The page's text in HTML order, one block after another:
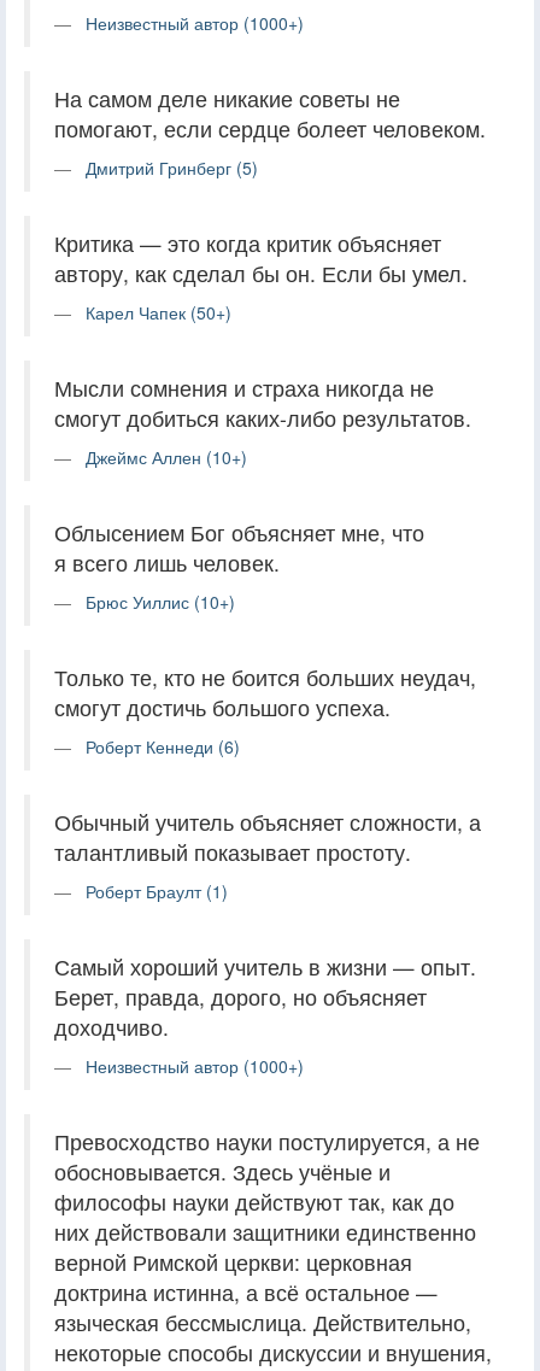
Неизвестный автор (1000+)
На самом деле никакие советы не
помогают, если сердце болеет человеком.
Дмитрий Гринберг (5)
Критика — это когда критик объясняет
автору, как сделал бы он. Если бы умел.
Карел Чапек (50+)
Мысли сомнения и страха никогда не
смогут добиться каких-либо результатов.
Джеймс Аллен (10+)
Облысением Бог объясняет мне, что
я всего лишь человек.
Брюс Уиллис (10+)
Только те, кто не боится больших неудач,
смогут достичь большого успеха.
Роберт Кеннеди (6)
Обычный учитель объясняет сложности, а
талантливый показывает простоту.
Роберт Браулт (1)
Самый хороший учитель в жизни — опыт.
Берет, правда, дорого, но объясняет
доходчиво.
Неизвестный автор (1000+)
Превосходство науки постулируется, а не
обосновывается. Здесь учёные и
философы науки действуют так, как до
них действовали защитники единственно
верной Римской церкви: церковная
доктрина истинна, а всё остальное —
языческая бессмыслица. Действительно,
некоторые способы дискуссии и внушения,